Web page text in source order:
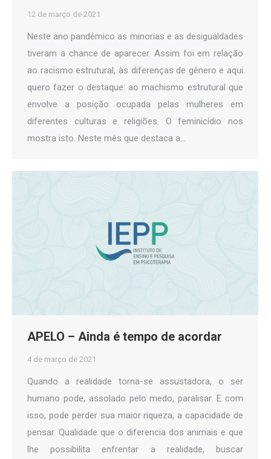
12 de março de 2021
Neste ano pandêmico as minorias e as desigualdades
tiveram a chance de aparecer. Assim foi em relação
ao racismo estrutural, às diferenças de gênero e aqui
quero fazer o destaque: ao machismo estrutural que
envolve a posição ocupada pelas mulheres em
diferentes culturas e religiões. O feminicídio nos
mostra isto. Neste mês que destaca a…
APELO – Ainda é tempo de acordar
4 de março de 2021
Quando a realidade torna-se assustadora, o ser
humano pode, assolado pelo medo, paralisar. E com
isso, pode perder sua maior riqueza, a capacidade de
pensar. Qualidade que o diferencia dos animais e que
lhe possibilita enfrentar a realidade, buscar